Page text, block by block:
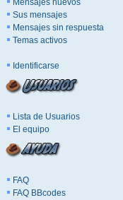
Mensajes nuevos
Sus mensajes
Mensajes sin respuesta
Temas activos
Identificarse
Lista de Usuarios
El equipo
FAQ
FAQ BBcodes